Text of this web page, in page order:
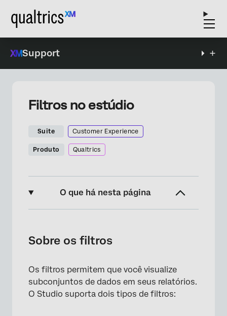
Support
Filtros no estúdio
Suite Customer Experience
Produto Qualtrics
O que há nesta página
Acesso à página de filtros
Criação de um Filtro
Condições da PNL
Sobre os filtros
Os filtros permitem que você visualize
subconjuntos de dados em seus relatórios.
O Studio suporta dois tipos de filtros: